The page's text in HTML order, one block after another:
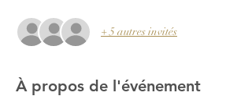
+ 5 autres invités
À propos de l'événement